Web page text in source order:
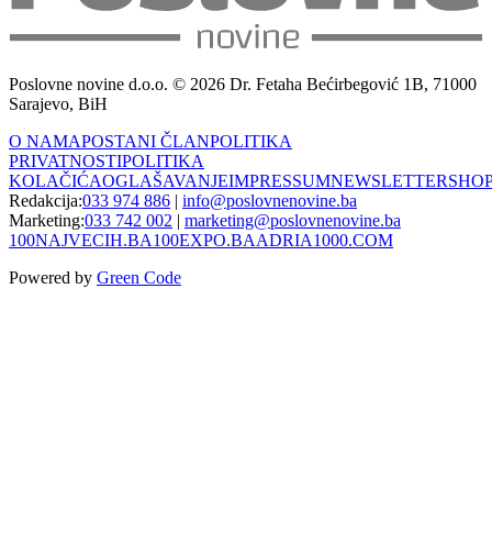
Poslovne novine d.o.o. © 2026 Dr. Fetaha Bećirbegović 1B, 71000
Sarajevo, BiH
O NAMAPOSTANI ČLANPOLITIKA
PRIVATNOSTIPOLITIKA
KOLAČIĆAOGLAŠAVANJEIMPRESSUMNEWSLETTER
Redakcija:033 974 886 | info@poslovnenovine.ba
Marketing:033 742 002 | marketing@poslovnenovine.ba
100NAJVECIH.BA100EXPO.BAADRIA1000.COM
Powered by Green Code